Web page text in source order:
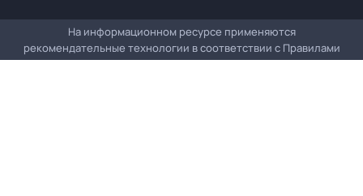
На информационном ресурсе применяются
рекомендательные технологии в соответствии с Правилами